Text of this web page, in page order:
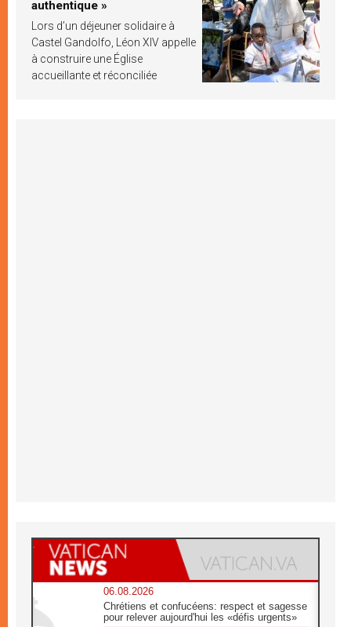
authentique »
Lors d’un déjeuner solidaire à
Castel Gandolfo, Léon XIV appelle
à construire une Église
accueillante et réconciliée
06.08.2026
Chrétiens et confucéens: respect et sagesse
pour relever aujourd'hui les «défis urgents»